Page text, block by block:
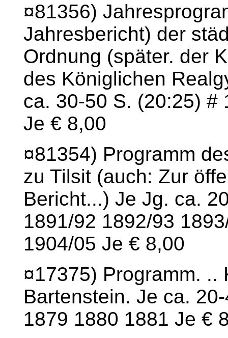
¤81356)
Jahresbericht) der
Ordnung (später. der
des Königlichen
ca. 30-50 S. (20:25) #
Je € 8,00
¤81354) Programm
zu Tilsit (auch: Zur
Bericht...) Je Jg. ca.
1891/92 1892/93
1904/05 Je € 8,00
¤17375) Programm. ..
Bartenstein. Je ca.
1879 1880 1881 Je €